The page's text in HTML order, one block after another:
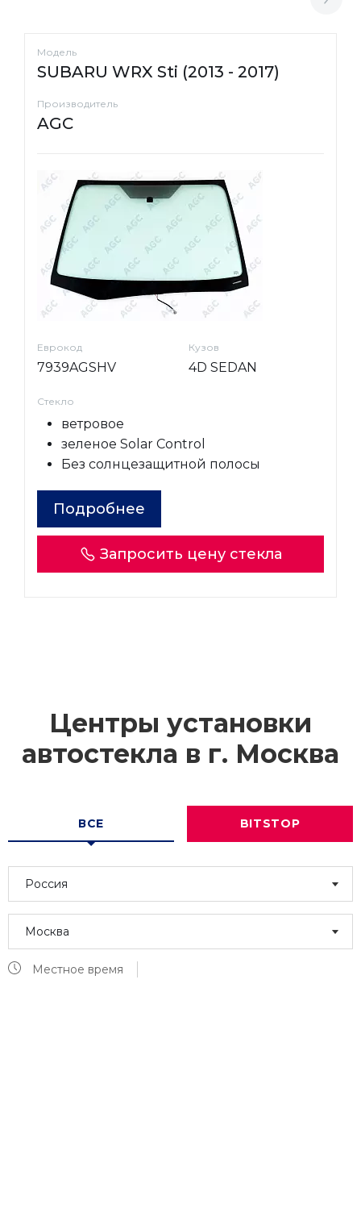
Модель
SUBARU WRX Sti (2013 - 2017)
Производитель
AGC
Еврокод
7939AGSHV
Кузов
4D SEDAN
Стекло
ветровое
зеленое Solar Control
Без солнцезащитной полосы
Подробнее
Запросить цену стекла
Центры установки
автостекла в г. Москва
ВСЕ BITSTOP
Россия
Москва
Местное время